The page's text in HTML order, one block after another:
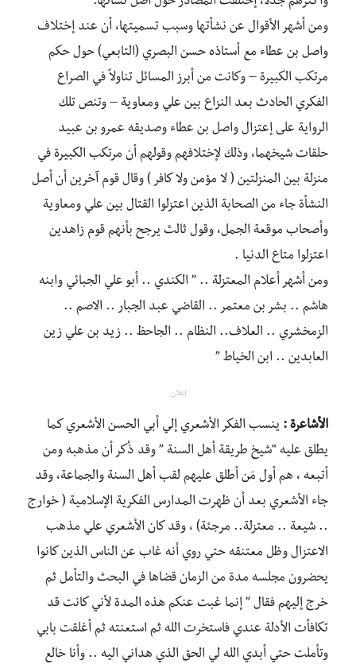
ومن أشهر الأقوال عن نشأتها وسبب تسميتها، أن عند إختلاف
واصل بن عطاء مع أستاذه حسن البصري (التابعي) حول حكم
مرتكب الكبيرة – وكانت من أبرز المسائل تناولاً في الصراع
الفكري الحادث بعد النزاع بين علي ومعاوية – وتنص تلك
الرواية على إعتزال واصل بن عطاء وصديقه عمرو بن عبيد
حلقات شيخهما، وذلك لإختلافهم وقولهم أن مرتكب الكبيرة في
منزلة بين المنزلتين ( لا مؤمن ولا كافر ) وقال قوم آخرين أن أصل
النشأة جاء من الصحابة الذين اعتزلوا القتال بين علي ومعاوية
وأصحاب موقعة الجمل، وقول ثالث يرجح بأنهم قوم زاهدين
اعتزلوا متاع الدنيا .
ومن أشهر أعلام المعتزلة .. ” الكندي .. أبو علي الجبائي وابنه
هاشم .. بشر بن معتمر .. القاضي عبد الجبار .. الاصم ..
الزمخشري .. العلاف.. النظام .. الجاحظ .. زيد بن علي زين
العابدين .. ابن الخياط ”
إعلان
الأشاعرة : ينسب الفكر الأشعري إلي أبي الحسن الأشعري كما
يطلق عليه “شيخ طريقة أهل السنة ” وقد ذُكر أن مذهبه ومن
أتبعه ، هم أول مَن أطلق عليهم لقب أهل السنة والجماعة، وقد
جاء الأشعري بعد أن ظهرت المدارس الفكرية الإسلامية ( خوارج
.. شيعة .. معتزلة.. مرجئة) ، وقد كان الأشعري علي مذهب
الاعتزال وظل معتنقه حتي روي أنه غاب عن الناس الذين كانوا
يحضرون مجلسه مدة من الزمان قضاها في البحث والتأمل ثم
خرج إليهم فقال ” إنما غبت عنكم هذه المدة لأني كانت قد
تكافأت الأدلة عندي فاستخرت الله ثم استعنته ثم أغلقت بابي
وتأملت حتي أبدي الله لي الحق الذي هداني اليه .. وأنا خالع